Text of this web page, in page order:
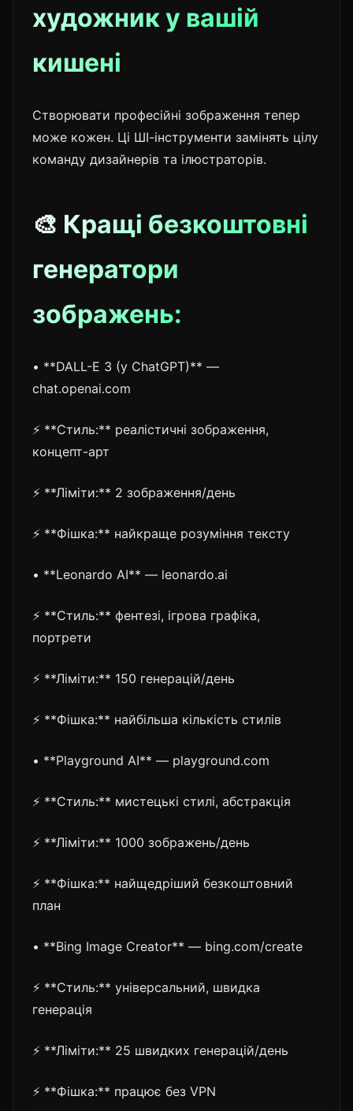
художник у вашій
кишені
Створювати професійні зображення тепер
може кожен. Ці ШІ-інструменти замінять цілу
команду дизайнерів та ілюстраторів.
🎨 Кращі безкоштовні
генератори
зображень:
• **DALL-E 3 (у ChatGPT)** —
chat.openai.com
⚡ **Стиль:** реалістичні зображення,
концепт-арт
⚡ **Ліміти:** 2 зображення/день
⚡ **Фішка:** найкраще розуміння тексту
• **Leonardo AI** — leonardo.ai
⚡ **Стиль:** фентезі, ігрова графіка,
портрети
⚡ **Ліміти:** 150 генерацій/день
⚡ **Фішка:** найбільша кількість стилів
• **Playground AI** — playground.com
⚡ **Стиль:** мистецькі стилі, абстракція
⚡ **Ліміти:** 1000 зображень/день
⚡ **Фішка:** найщедріший безкоштовний
план
• **Bing Image Creator** — bing.com/create
⚡ **Стиль:** універсальний, швидка
генерація
⚡ **Ліміти:** 25 швидких генерацій/день
⚡ **Фішка:** працює без VPN